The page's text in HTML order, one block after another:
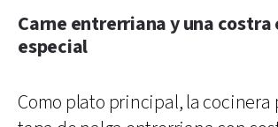
Carne entrerriana y una
especial
Como plato principal, la cocinera